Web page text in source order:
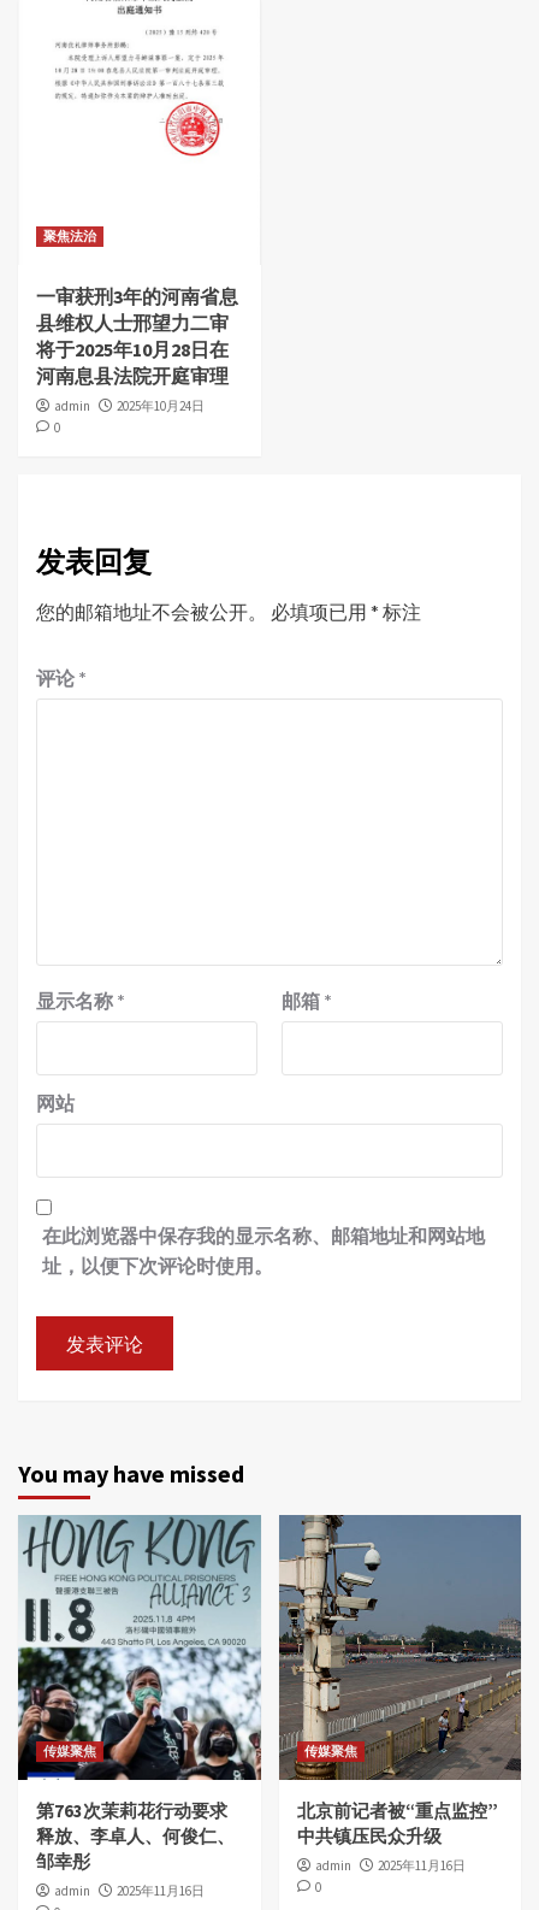
聚焦法治
一审获刑3年的河南省息
县维权人士邢望力二审
将于2025年10月28日在
河南息县法院开庭审理
admin
2025年10月24日
0
发表回复
您的邮箱地址不会被公开。 必填项已用 * 标注
评论 *
显示名称 * 邮箱 *
网站
在此浏览器中保存我的显示名称、邮箱地址和网站地
址，以便下次评论时使用。
You may have missed
传媒聚焦
第763次茉莉花行动要求
释放、李卓人、何俊仁、
邹幸彤
admin
2025年11月16日
传媒聚焦
北京前记者被“重点监控”
中共镇压民众升级
admin
2025年11月16日
0